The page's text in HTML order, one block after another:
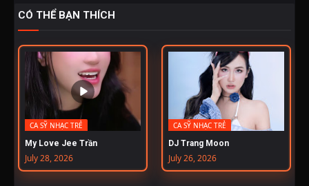
CÓ THỂ BẠN THÍCH
CA SỸ NHẠC TRẺ
My Love Jee Trần
July 28, 2026
CA SỸ NHẠC TRẺ
DJ Trang Moon
July 26, 2026